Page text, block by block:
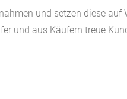
und setzen diese auf
und aus Käufern treue